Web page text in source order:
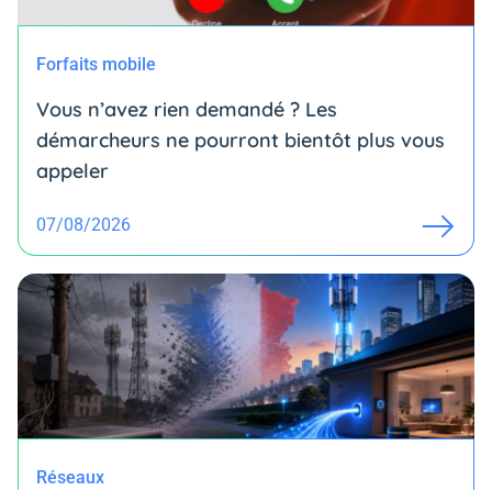
Forfaits mobile
Vous n’avez rien demandé ? Les
démarcheurs ne pourront bientôt plus vous
appeler
07/08/2026
Réseaux